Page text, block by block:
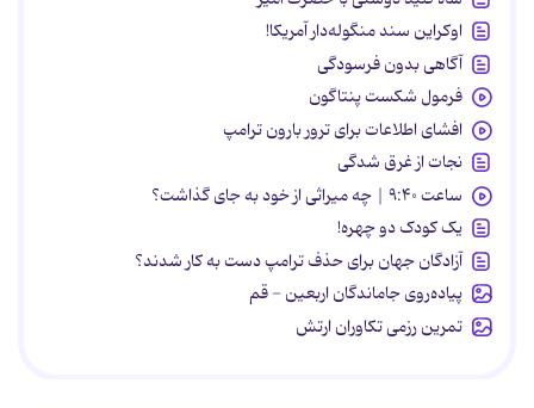
اوکراین سند منگوله‌دار آمریکا!
آگاهی بدون فرسودگی
فرمول شکست پنتاگون
افشای اطلاعات برای ترور بارون ترامپ
نجات از غرق شدگی
ساعت ۹:۴۰ | چه میراثی از خود به جای گذاشت؟
یک کودک دو چهره!
آزادگان جهان برای حذف ترامپ دست به کار شدند؟
پیاده‌روی جاماندگان اربعین - قم
تمرین رزمی تکاوران ارتش